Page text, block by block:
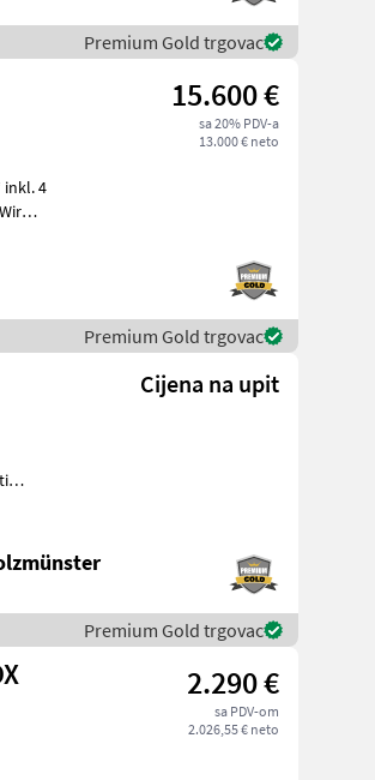
Premium Gold trgovac
15.600 €
sa 20% PDV-a
13.000 € neto
inkl. 4
Premium Gold trgovac
Cijena na upit
Premium Gold trgovac
2.290 €
sa PDV-om
2.026,55 € neto